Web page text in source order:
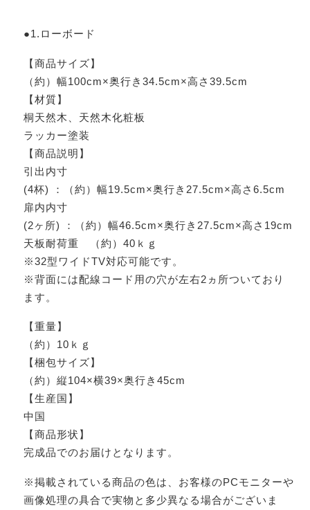
●1.ローボード
【商品サイズ】
（約）幅100cm×奥行き34.5cm×高さ39.5cm
【材質】
桐天然木、天然木化粧板
ラッカー塗装
【商品説明】
引出内寸
(4杯) ：（約）幅19.5cm×奥行き27.5cm×高さ6.5cm
扉内内寸
(2ヶ所) ：（約）幅46.5cm×奥行き27.5cm×高さ19cm
天板耐荷重 （約）40ｋｇ
※32型ワイドTV対応可能です。
※背面には配線コード用の穴が左右2ヵ所ついており
ます。
【重量】
（約）10ｋｇ
【梱包サイズ】
（約）縦104×横39×奥行き45cm
【生産国】
中国
【商品形状】
完成品でのお届けとなります。
※掲載されている商品の色は、お客様のPCモニターや
画像処理の具合で実物と多少異なる場合がございま